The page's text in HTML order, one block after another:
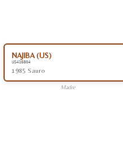
NAJIBA (US)
US416804
1985 Sauro
Madre